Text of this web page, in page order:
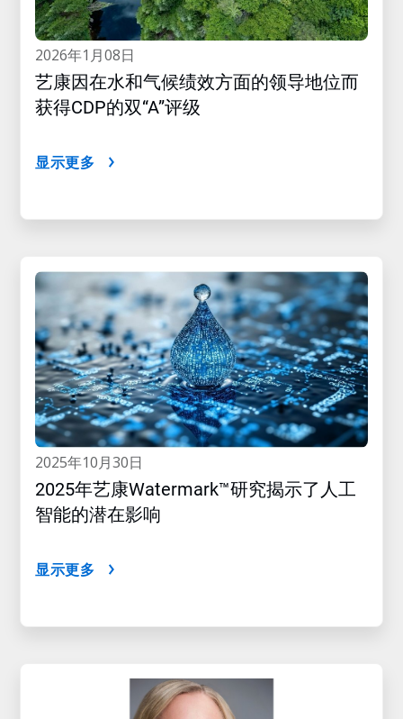
2026年1月08日
艺康因在水和气候绩效方面的领导地位而
获得CDP的双“A”评级
显示更多
2025年10月30日
2025年艺康Watermark™研究揭示了人工
智能的潜在影响
显示更多